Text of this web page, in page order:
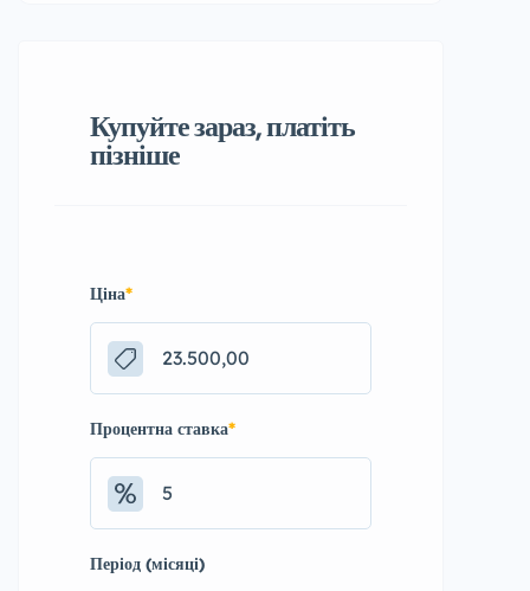
Купуйте зараз, платіть
пізніше
Ціна*
Процентна ставка*
Період (місяці)